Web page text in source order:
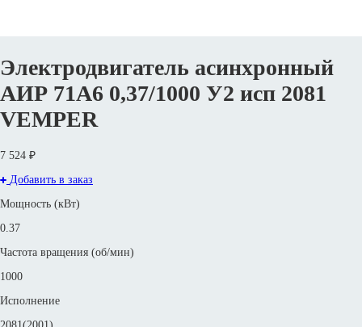
Электродвигатель асинхронный
АИР 71А6 0,37/1000 У2 исп 2081
VEMPER
7 524 ₽
Добавить в заказ
Мощность (кВт)
0.37
Частота вращения (об/мин)
1000
Исполнение